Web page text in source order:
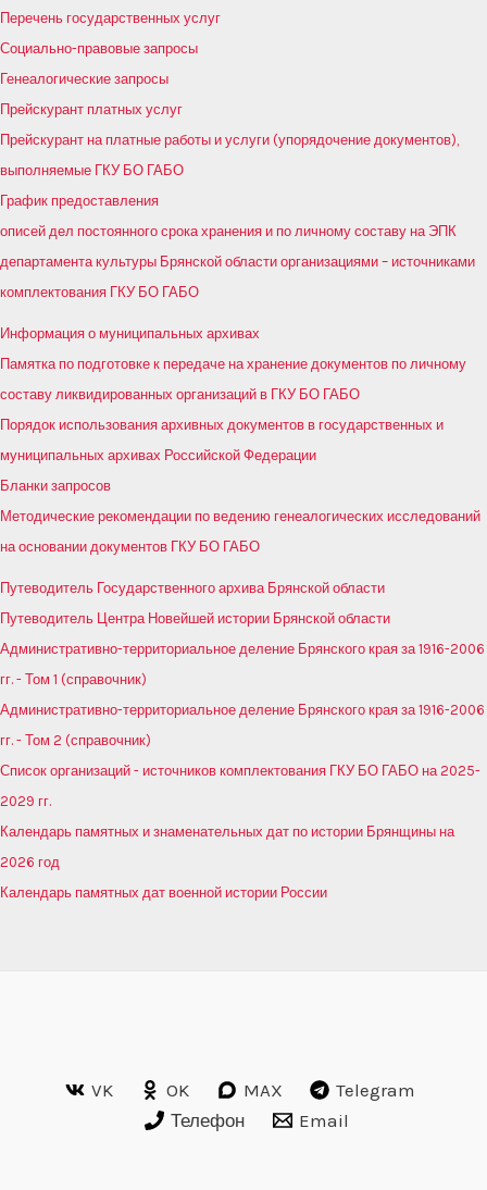
Перечень государственных услуг
Социально-правовые запросы
Генеалогические запросы
Прейскурант платных услуг
Прейскурант на платные работы и услуги (упорядочение документов),
выполняемые ГКУ БО ГАБО
График предоставления
описей дел постоянного срока хранения и по личному составу на ЭПК
департамента культуры Брянской области организациями – источниками
комплектования ГКУ БО ГАБО
Информация о муниципальных архивах
Памятка по подготовке к передаче на хранение документов по личному
составу ликвидированных организаций в ГКУ БО ГАБО
Порядок использования архивных документов в государственных и
муниципальных архивах Российской Федерации
Бланки запросов
Методические рекомендации по ведению генеалогических исследований
на основании документов ГКУ БО ГАБО
Путеводитель Государственного архива Брянской области
Путеводитель Центра Новейшей истории Брянской области
Административно-территориальное деление Брянского края за 1916-2006
гг. - Том 1 (справочник)
Административно-территориальное деление Брянского края за 1916-2006
гг. - Том 2 (справочник)
Список организаций - источников комплектования ГКУ БО ГАБО на 2025-
2029 гг.
Календарь памятных и знаменательных дат по истории Брянщины на
2026 год
Календарь памятных дат военной истории России
VK OK MAX
Telegram
Телефон
Email